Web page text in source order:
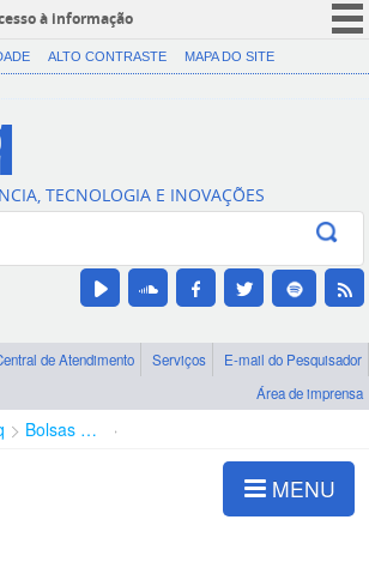
à informação
CORONAVÍRUS (COVID-19)
Canais
ALTO CONTRASTE MAPA DO SITE
TECNOLOGIA E INOVAÇÕES
de Atendimento Serviços
E-mail do Pesquisador
Área de imprensa
Bolsas e Auxílios Vigentes
MENU